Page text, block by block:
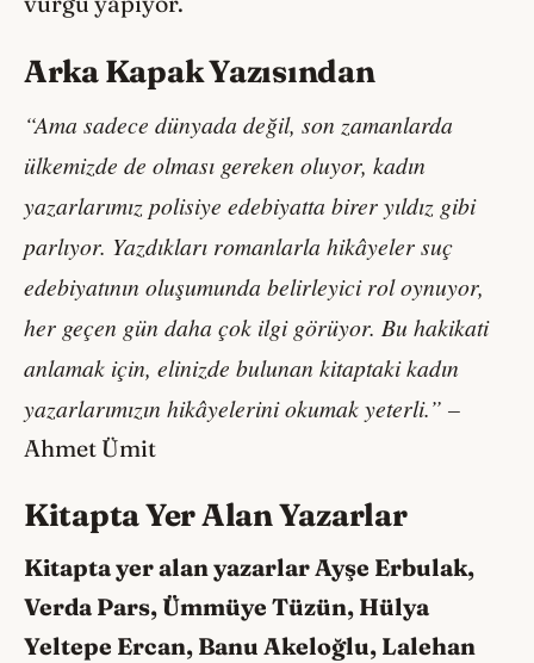
Arka Kapak Yazısından
“Ama sadece dünyada değil, son zamanlarda
ülkemizde de olması gereken oluyor, kadın
yazarlarımız polisiye edebiyatta birer yıldız gibi
parlıyor. Yazdıkları romanlarla hikâyeler suç
edebiyatının oluşumunda belirleyici rol oynuyor,
her geçen gün daha çok ilgi görüyor. Bu hakikati
anlamak için, elinizde bulunan kitaptaki kadın
yazarlarımızın hikâyelerini okumak yeterli.” –
Ahmet Ümit
Kitapta Yer Alan Yazarlar
Kitapta yer alan yazarlar Ayşe Erbulak,
Verda Pars, Ümmüye Tüzün, Hülya
Yeltepe Ercan, Banu Akeloğlu, Lalehan